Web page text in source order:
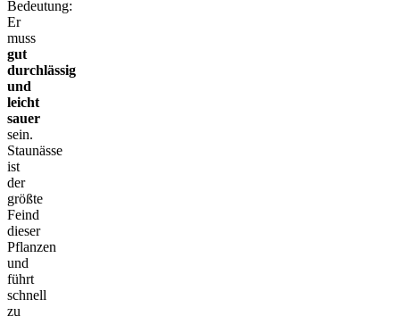
Bedeutung:
Er
muss
gut
durchlässig
und
leicht
sauer
sein.
Staunässe
ist
der
größte
Feind
dieser
Pflanzen
und
führt
schnell
zu